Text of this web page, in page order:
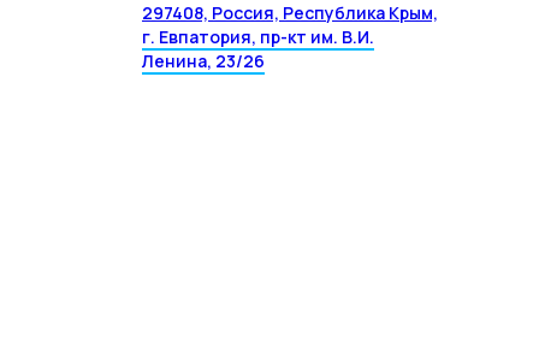
297408, Россия, Республика Крым,
г. Евпатория, пр-кт им. В.И.
Ленина, 23/26